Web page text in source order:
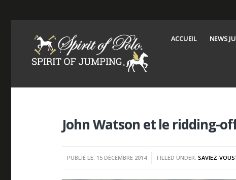
ACCUEIL NEWS
John Watson et le ridding-
PUBLIÉ LE: 15 DÉCEMBRE 2014 FILLED UNDER:SAVIEZ-